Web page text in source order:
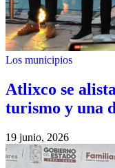
Los municipios
Atlixco se
turismo y una
19 junio, 2026